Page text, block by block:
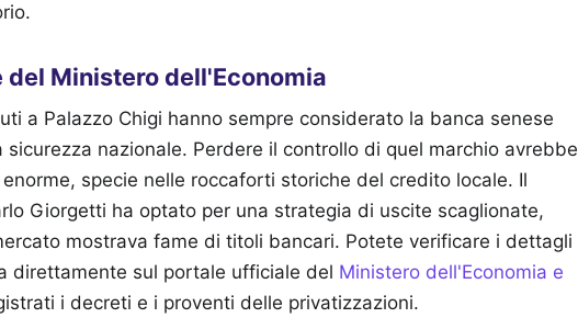
Ministero dell'Economia
a Palazzo Chigi hanno sempre considerato la banca senese
nazionale. Perdere il controllo di quel marchio avrebbe
specie nelle roccaforti storiche del credito locale. Il
Giorgetti ha optato per una strategia di uscite scaglionate,
mostrava fame di titoli bancari. Potete verificare i dettagli
direttamente sul portale ufficiale del Ministero dell'Economia e
i decreti e i proventi delle privatizzazioni.